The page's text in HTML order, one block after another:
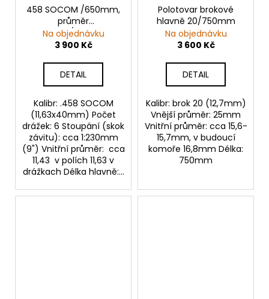
458 SOCOM /650mm,
průměr
30mm./6drážek
Na objednávku
3 900 Kč
DETAIL
Kalibr: .458 SOCOM
(11,63x40mm) Počet
drážek: 6 Stoupání (skok
závitu): cca 1:230mm
(9") Vnitřní průměr: cca
11,43 v polích 11,63 v
drážkach Délka hlavně:...
Polotovar brokové
hlavně 20/750mm
Na objednávku
3 600 Kč
DETAIL
Kalibr: brok 20 (12,7mm)
Vnější průměr: 25mm
Vnitřní průměr: cca 15,6-
15,7mm, v budoucí
komoře 16,8mm Délka:
750mm